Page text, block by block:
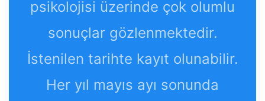
psikolojisi üzerinde çok olumlu
sonuçlar gözlenmektedir.
İstenilen tarihte kayıt olunabilir.
Her yıl mayıs ayı sonunda